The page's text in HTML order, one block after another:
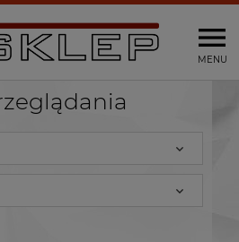
MENU